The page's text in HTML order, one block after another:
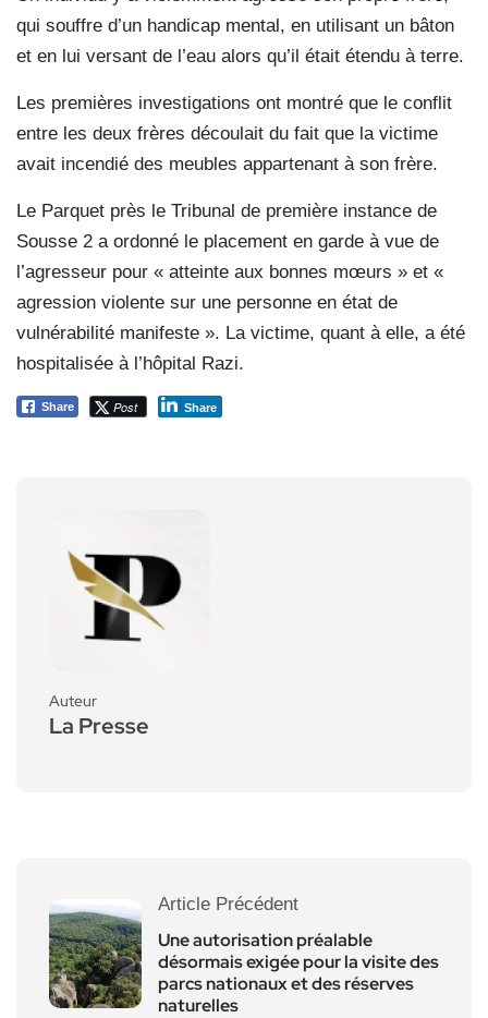
qui souffre d’un handicap mental, en utilisant un bâton
et en lui versant de l’eau alors qu’il était étendu à terre.
Les premières investigations ont montré que le conflit
entre les deux frères découlait du fait que la victime
avait incendié des meubles appartenant à son frère.
Le Parquet près le Tribunal de première instance de
Sousse 2 a ordonné le placement en garde à vue de
l’agresseur pour « atteinte aux bonnes mœurs » et «
agression violente sur une personne en état de
vulnérabilité manifeste ». La victime, quant à elle, a été
hospitalisée à l’hôpital Razi.
Share Post Share
Auteur
La Presse
Article Précédent
Une autorisation préalable
désormais exigée pour la visite des
parcs nationaux et des réserves
naturelles